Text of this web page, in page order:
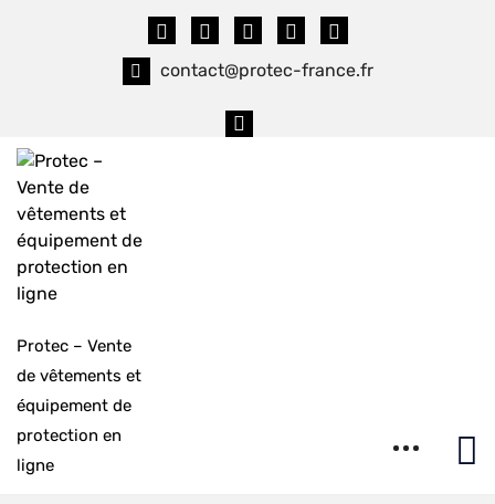
contact@protec-france.fr
Protec – Vente
de vêtements et
équipement de
protection en
ligne